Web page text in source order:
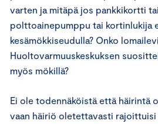
varten ja mitäpä jos pankkikortti
polttoainepumppu tai kortinlukija
kesämökkiseudulla? Onko
Huoltovarmuuskeskuksen
myös mökillä?
Ei ole todennäköistä että häirintä
vaan häiriö oletettavasti